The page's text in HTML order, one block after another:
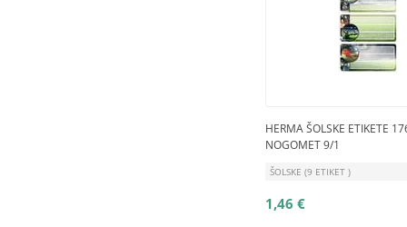
HERMA ŠOLSKE ETIKETE
NOGOMET 9/1
ŠOLSKE (9 ETIKET )
1,46 €